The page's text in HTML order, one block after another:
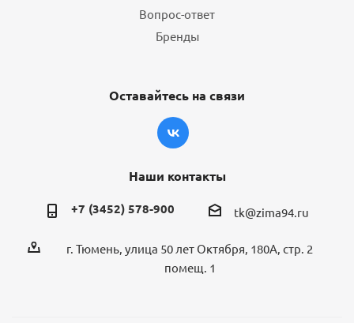
Вопрос-ответ
Бренды
Оставайтесь на связи
Наши контакты
+7 (3452) 578-900 tk@zima94.ru
г. Тюмень, улица 50 лет Октября, 180А, стр. 2
помещ. 1